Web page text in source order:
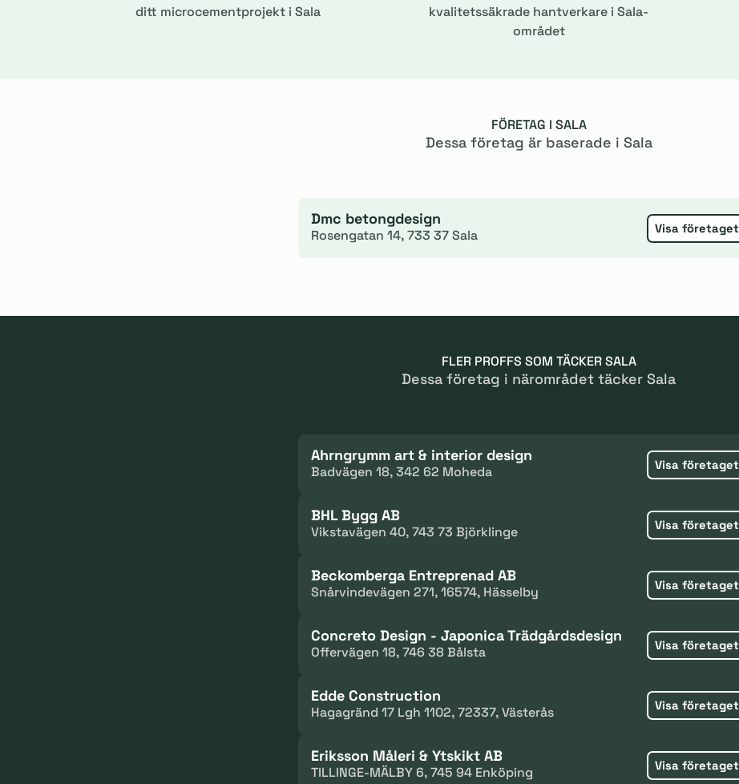
ditt microcementprojekt i Sala
kvalitetssäkrade hantverkare i Sala-
området
FÖRETAG I SALA
Dessa företag är baserade i Sala
Dmc betongdesign
Rosengatan 14, 733 37 Sala Visa företaget
FLER PROFFS SOM TÄCKER SALA
Dessa företag i närområdet täcker Sala
Ahrngrymm art & interior design
Badvägen 18, 342 62 Moheda Visa företaget
BHL Bygg AB
Vikstavägen 40, 743 73 Björklinge Visa företaget
Beckomberga Entreprenad AB
Snårvindevägen 271, 16574, Hässelby Visa företaget
Concreto Design - Japonica Trädgårdsdesign
Offervägen 18, 746 38 Bålsta Visa företaget
Edde Construction
Hagagränd 17 Lgh 1102, 72337, Västerås Visa företaget
Eriksson Måleri & Ytskikt AB
TILLINGE-MÄLBY 6, 745 94 Enköping Visa företaget